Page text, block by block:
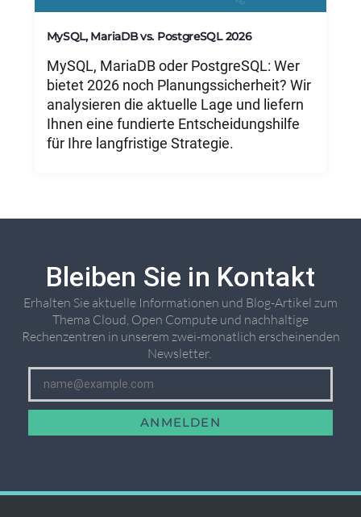
MySQL, MariaDB vs. PostgreSQL 2026
MySQL, MariaDB oder PostgreSQL: Wer
bietet 2026 noch Planungssicherheit? Wir
analysieren die aktuelle Lage und liefern
Ihnen eine fundierte Entscheidungshilfe
für Ihre langfristige Strategie.
Bleiben Sie in Kontakt
Erhalten Sie aktuelle Informationen und Blog-Artikel zum
Thema Cloud, Open Compute und nachhaltige
Rechenzentren in unserem zwei-monatlich erscheinenden
Newsletter. ​
ANMELDEN